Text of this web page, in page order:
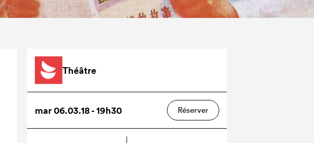
Théâtre
mar 06.03.18 - 19h30 Réserver